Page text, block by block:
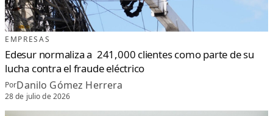
EMPRESAS
Edesur normaliza a 241,000 clientes como parte de su
lucha contra el fraude eléctrico
PorDanilo Gómez Herrera
28 de julio de 2026